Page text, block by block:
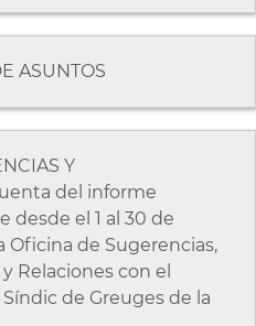
ASUNTOS
Y
del informe
desde el 1 al 30 de
Oficina de Sugerencias,
Relaciones con el
de Greuges de la